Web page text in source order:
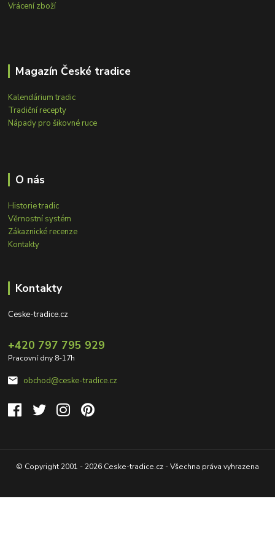
Vrácení zboží
Magazín České tradice
Kalendárium tradic
Tradiční recepty
Nápady pro šikovné ruce
O nás
Historie tradic
Věrnostní systém
Zákaznické recenze
Kontakty
Kontakty
Ceske-tradice.cz
+420 797 795 929
Pracovní dny 8-17h
obchod@ceske-tradice.cz
© Copyright 2001 - 2026 Ceske-tradice.cz - Všechna práva vyhrazena